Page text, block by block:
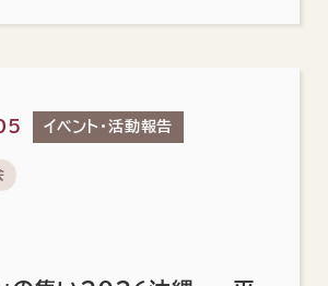
イベント・活動報告